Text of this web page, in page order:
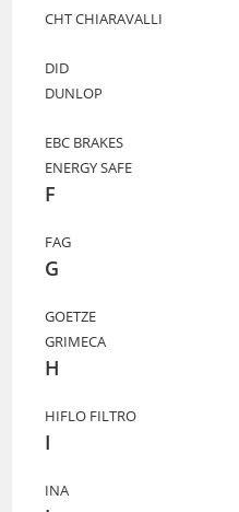
CHT CHIARAVALLI
DID
DUNLOP
EBC BRAKES
ENERGY SAFE
F
FAG
G
GOETZE
GRIMECA
H
HIFLO FILTRO
I
INA